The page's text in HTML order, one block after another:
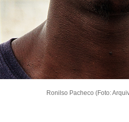
Ronilso Pacheco (Foto: